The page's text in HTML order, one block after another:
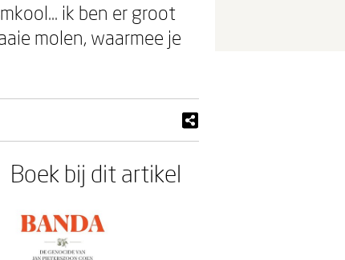
ik ben er groot
molen, waarmee je
Boek bij dit artikel